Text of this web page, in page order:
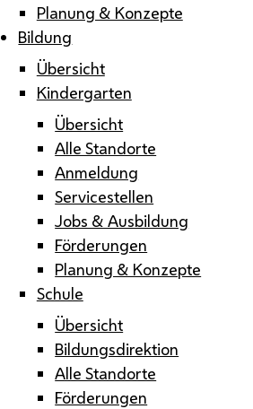
Planung & Konzepte
Bildung
Übersicht
Kindergarten
Übersicht
Alle Standorte
Anmeldung
Servicestellen
Jobs & Ausbildung
Förderungen
Planung & Konzepte
Schule
Übersicht
Bildungsdirektion
Alle Standorte
Förderungen